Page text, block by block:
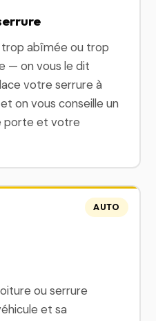
abîmée ou trop
— on vous le dit
votre serrure à
on vous conseille un
porte et votre
ou serrure
et sa
AUTO